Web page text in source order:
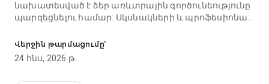
նախատեսված է ձեր առևտրային գործունեությունը
պարզեցնելու համար: Սկսնակների և պրոֆեսիոնալ
գործառույթները հասանելի են մեկ հարթակում:
QuickPro-ն վստահելի Ֆորեքս առևտրի հավելված է
Վերջին թարմացումը՝
24 հնս, 2026 թ.